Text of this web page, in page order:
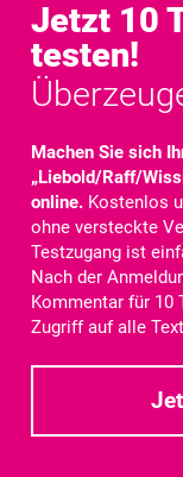
Jetzt 10
testen!
Machen Sie sich
„Liebold/Raff/
online. Kostenlos
ohne versteckte
Testzugang ist
Nach der
Kommentar für 10
Zugriff auf alle